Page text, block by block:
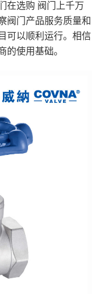
在选购 阀门上千万
阀门产品服务质量和
可以顺利运行。相信
的使用基础。